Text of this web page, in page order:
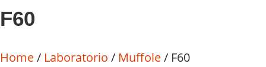
F60
Home/ Laboratorio / Muffole/ F60